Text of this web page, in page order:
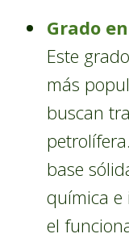
Grado
Este
más
buscan
base
química e
el